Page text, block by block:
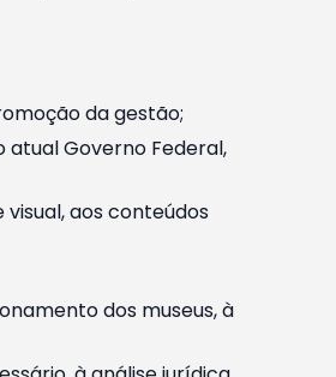
da gestão;
atual Governo Federal,
aos conteúdos
dos museus, à